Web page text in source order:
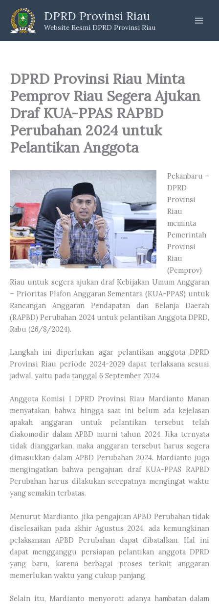
content
DPRD Provinsi Riau
Website Resmi DPRD Provinsi Riau
DPRD Provinsi Riau Minta
Pemprov Riau Segera Ajukan
Draf KUA-PPAS RAPBD
Perubahan 2024 untuk
Pelantikan Anggota
Pekanbaru –
DPRD
Provinsi
Riau
meminta
Pemerintah
Provinsi
Riau
(Pemprov)
Riau untuk segera ajukan draf Kebijakan Umum Anggaran
– Prioritas Plafon Anggaran Sementara (KUA-PPAS) untuk
Rancangan Anggaran Pendapatan dan Belanja Daerah
(RAPBD) Perubahan 2024 untuk pelantikan Anggota DPRD,
Rabu (26/8/2024).
Langkah ini diperlukan agar pelantikan anggota DPRD
Provinsi Riau periode 2024-2029 dapat terlaksana sesuai
jadwal, yaitu pada tanggal 6 September 2024.
Anggota Komisi I DPRD Provinsi Riau Mardianto Manan
menyatakan, bahwa hingga saat ini belum ada kejelasan
apakah anggaran untuk pelantikan tersebut telah
diakomodir dalam APBD murni tahun 2024. Jika ternyata
tidak dianggarkan, maka anggaran tersebut harus segera
dimasukkan dalam APBD Perubahan 2024. Mardianto juga
mengingatkan bahwa pengajuan draf KUA-PPAS RAPBD
Perubahan harus dilakukan secepatnya mengingat waktu
yang semakin terbatas.
Menurut Mardianto, jika pengajuan APBD Perubahan tidak
diselesaikan pada akhir Agustus 2024, ada kemungkinan
pelaksanaan APBD Perubahan dapat dibatalkan. Hal ini
dapat mengganggu persiapan pelantikan anggota DPRD
yang baru, karena berbagai proses terkait anggaran
memerlukan waktu yang cukup panjang.
Selain itu, Mardianto menyoroti adanya hambatan dalam